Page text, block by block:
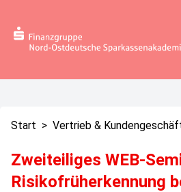
Start > Vertrieb &
Zweiteiliges WEB-
Risikofrüherkennung